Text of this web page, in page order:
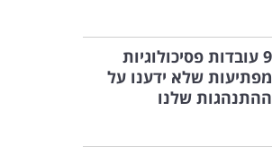
9 עובדות פסיכולוגיות
מפתיעות שלא ידענו על
ההתנהגות שלנו